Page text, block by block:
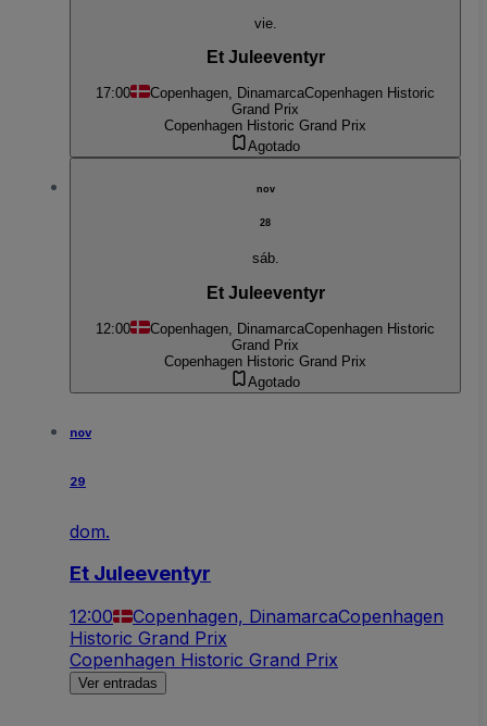
vie.
Et Juleeventyr
17:00 Copenhagen, DinamarcaCopenhagen Historic
Grand Prix
Copenhagen Historic Grand Prix
Agotado
nov
28
sáb.
Et Juleeventyr
12:00 Copenhagen, DinamarcaCopenhagen Historic
Grand Prix
Copenhagen Historic Grand Prix
Agotado
nov
29
dom.
Et Juleeventyr
12:00 Copenhagen, DinamarcaCopenhagen
Historic Grand Prix
Copenhagen Historic Grand Prix
Ver entradas